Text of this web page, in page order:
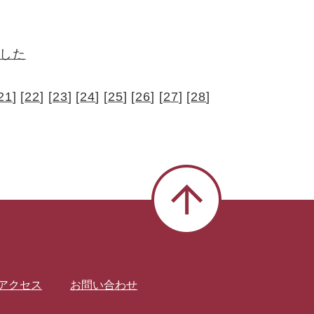
た
] [22] [23] [24] [25] [26] [27] [28]
クセス お問い合わせ